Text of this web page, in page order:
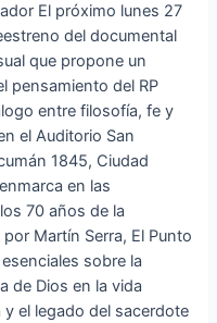
El próximo lunes 27
del documental
que propone un
pensamiento del RP
entre filosofía, fe y
el Auditorio San
1845, Ciudad
en las
70 años de la
Martín Serra, El Punto
sobre la
de Dios en la vida
el legado del sacerdote